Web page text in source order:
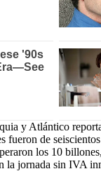
y Atlántico
fueron de
los 10
la jornada sin IVA